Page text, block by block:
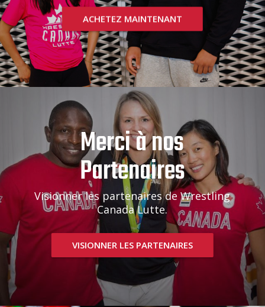
ACHETEZ MAINTENANT
Merci à nos
Partenaires
Visionner les partenaires de Wrestling
Canada Lutte.
VISIONNER LES PARTENAIRES